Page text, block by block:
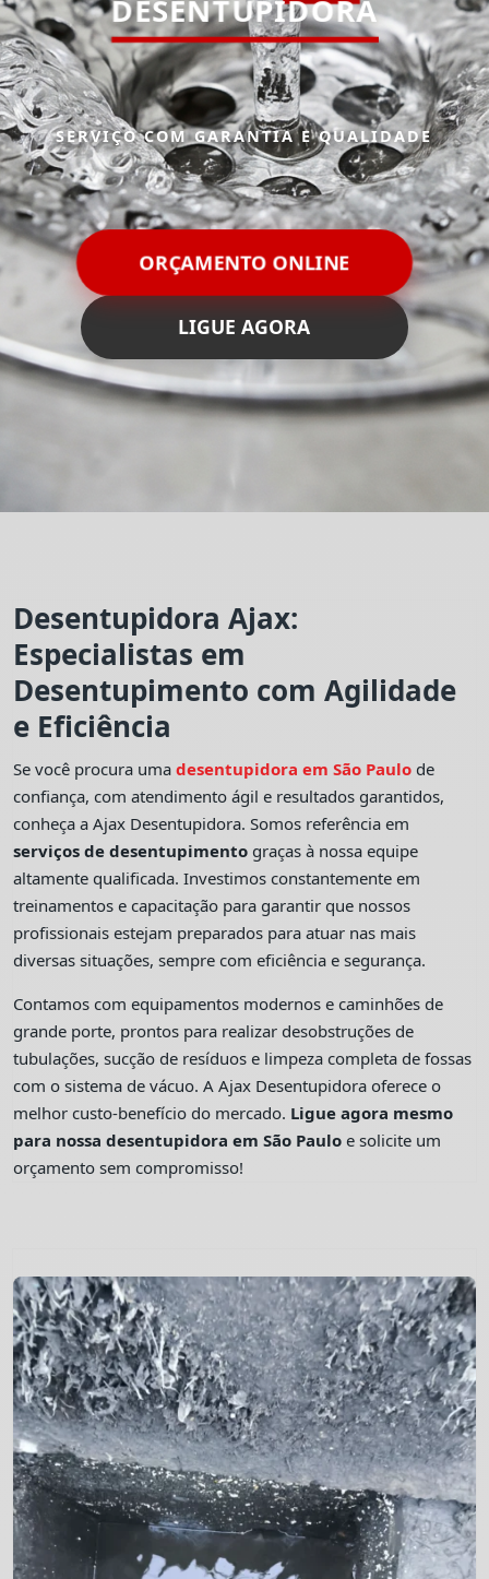
DESENTUPIDORA
SERVIÇO COM GARANTIA E QUALIDADE
ORÇAMENTO ONLINE
LIGUE AGORA
Desentupidora Ajax:
Especialistas em
Desentupimento com Agilidade
e Eficiência
Se você procura umadesentupidora em São Paulo de
confiança, com atendimento ágil e resultados garantidos,
conheça a Ajax Desentupidora. Somos referência em
serviços de desentupimento graças à nossa equipe
altamente qualificada. Investimos constantemente em
treinamentos e capacitação para garantir que nossos
profissionais estejam preparados para atuar nas mais
diversas situações, sempre com eficiência e segurança.
Contamos com equipamentos modernos e caminhões de
grande porte, prontos para realizar desobstruções de
tubulações, sucção de resíduos e limpeza completa de fossas
com o sistema de vácuo. A Ajax Desentupidora oferece o
melhor custo-benefício do mercado. Ligue agora mesmo
para nossa desentupidora em São Paulo e solicite um
orçamento sem compromisso!